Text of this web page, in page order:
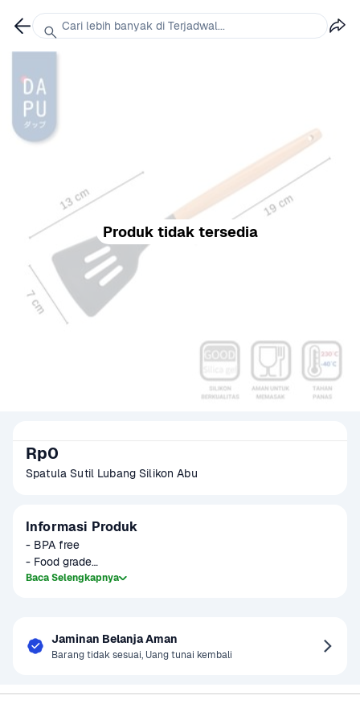
Produk tidak tersedia
Rp0
Spatula Sutil Lubang Silikon Abu
Informasi Produk
- BPA free
- Food grade
- Tahan panas (-40 sampai 200 derajat)
Baca Selengkapnya
Jaminan Belanja Aman
Barang tidak sesuai, Uang tunai kembali
Cari lebih banyak di Terjadwal...